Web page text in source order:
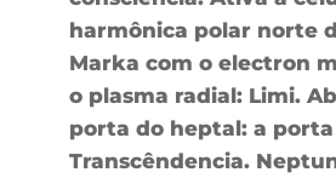
harmônica polar norte
Marka com o electron
o plasma radial: Limi.
porta do heptal: a porta
Transcêndencia.